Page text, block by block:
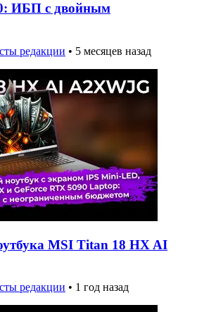
ИБП с двойным
редакции • 5 месяцев назад
MSI Titan 18 HX AI
редакции • 1 год назад